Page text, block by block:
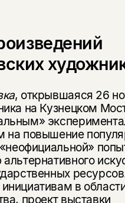
, открывшаяся 26
на Кузнецком
на повышение
в
проект выставки